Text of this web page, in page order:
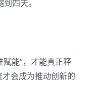
四天。
能”，才能真正释
会成为推动创新的